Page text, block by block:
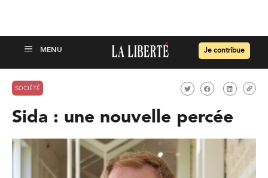
Je contribue
SOCIÉTÉ
Sida : une nouvelle percée